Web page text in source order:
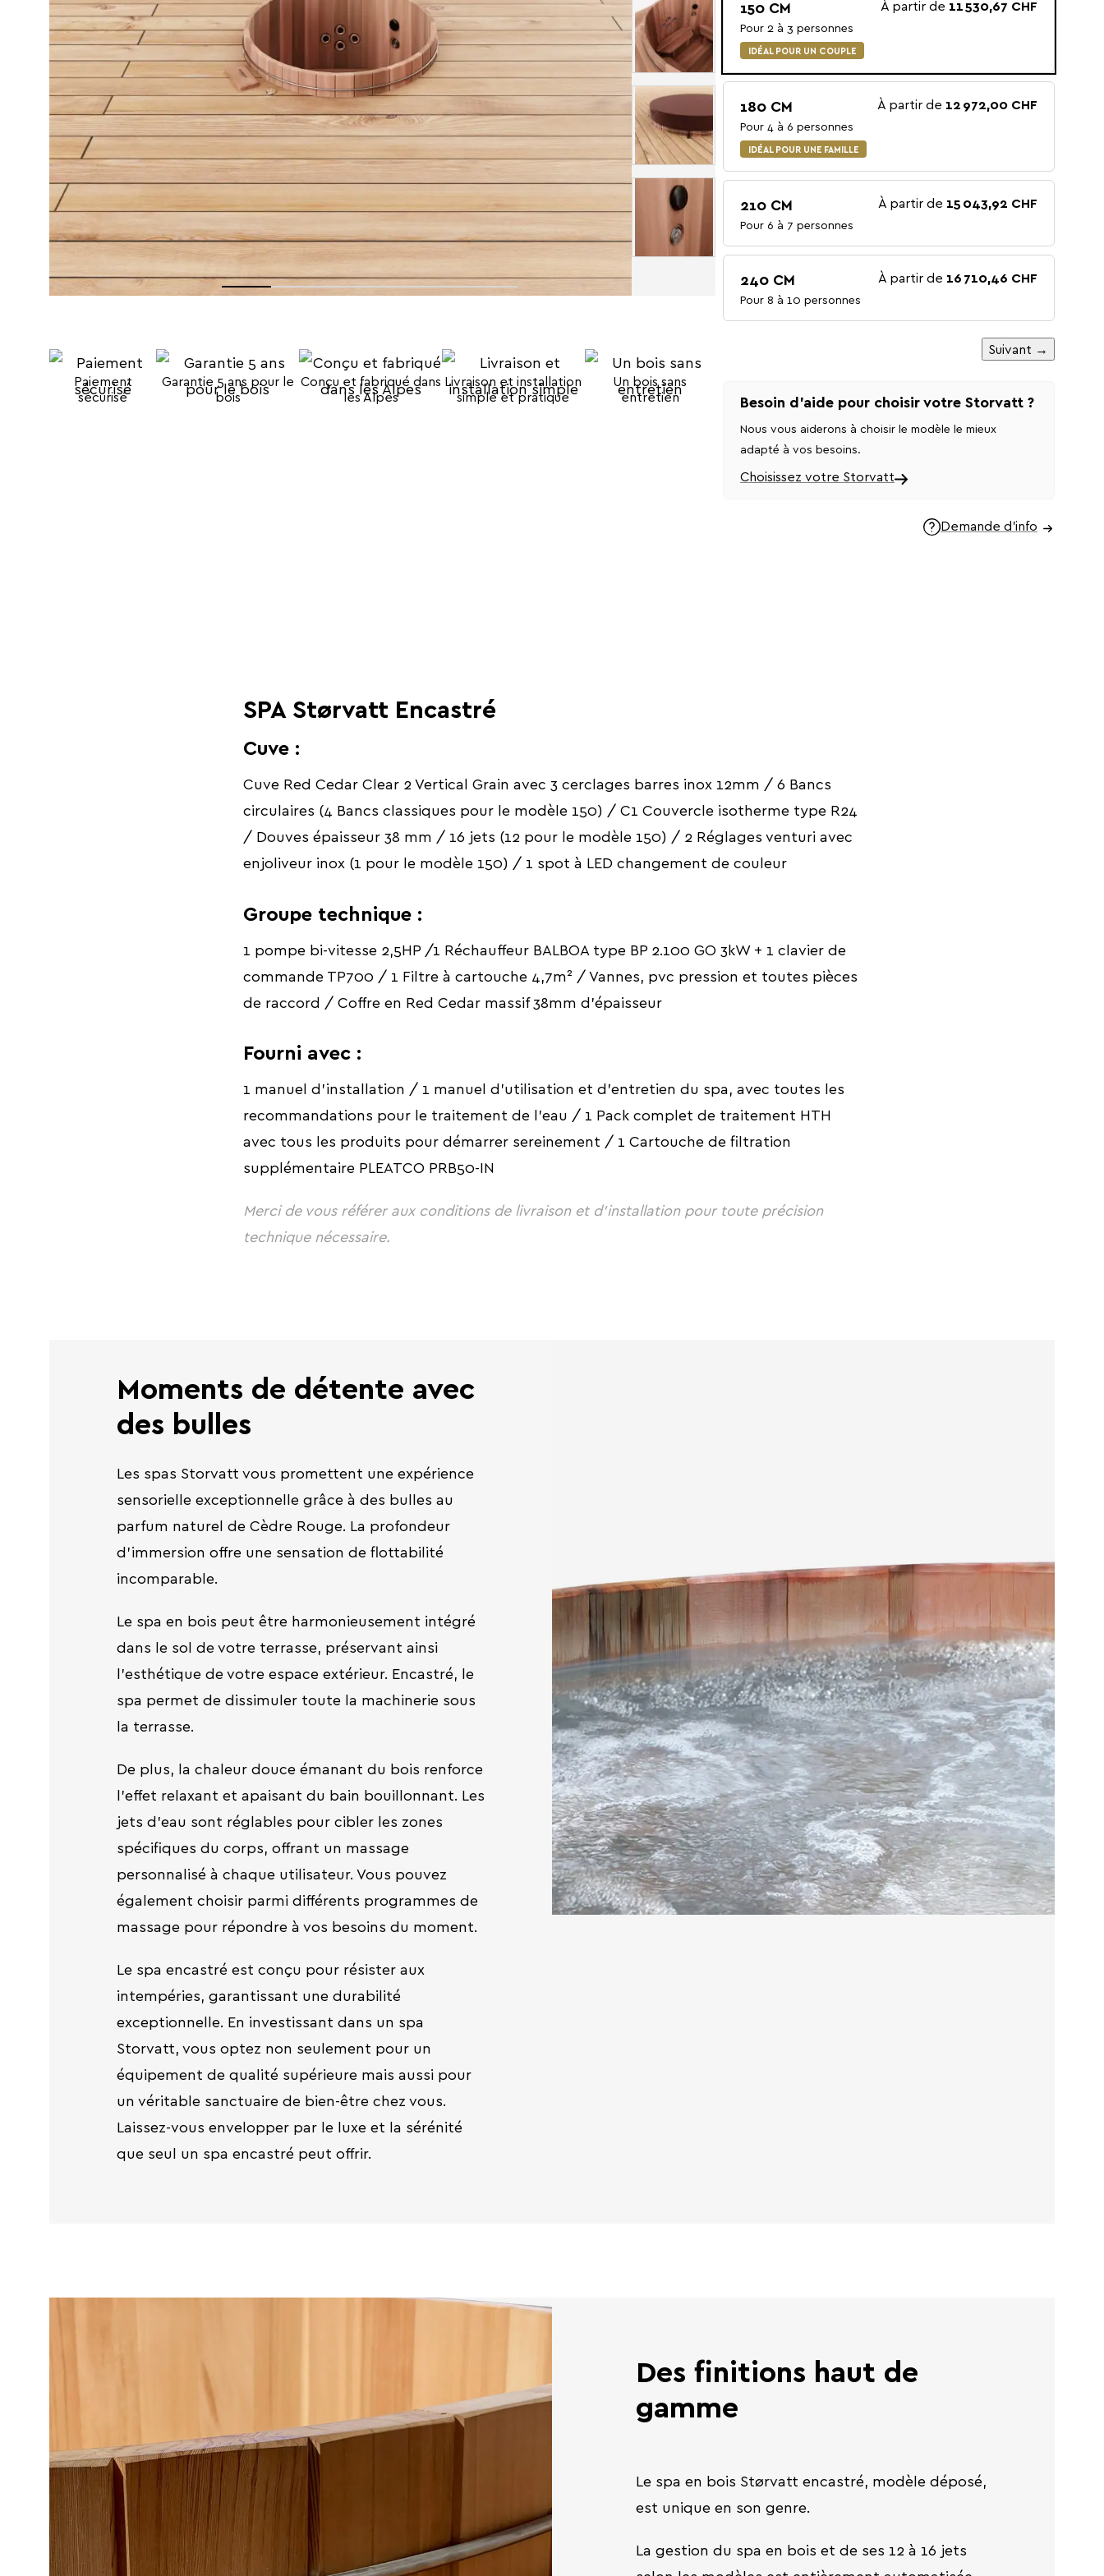
Paiement
sécurisé
Garantie 5 ans pour le
bois
Conçu et fabriqué dans
les Alpes
Livraison et installation
simple et pratique
Un bois sans
entretien
150 CM
Pour 2 à 3 personnes
À partir de 11 530,67 CHF
IDÉAL POUR UN COUPLE
180 CM
Pour 4 à 6 personnes
À partir de 12 972,00 CHF
IDÉAL POUR UNE FAMILLE
210 CM
Pour 6 à 7 personnes
À partir de 15 043,92 CHF
240 CM
Pour 8 à 10 personnes
À partir de 16 710,46 CHF
Suivant →
Besoin d'aide pour choisir votre Storvatt ?
Nous vous aiderons à choisir le modèle le mieux
adapté à vos besoins.
Choisissez votre Storvatt
Demande d'info
SPA Størvatt Encastré
Cuve :
Cuve Red Cedar Clear 2 Vertical Grain avec 3 cerclages barres inox 12mm / 6 Bancs
circulaires (4 Bancs classiques pour le modèle 150) / C1 Couvercle isotherme type R24
/ Douves épaisseur 38 mm / 16 jets (12 pour le modèle 150) / 2 Réglages venturi avec
enjoliveur inox (1 pour le modèle 150) / 1 spot à LED changement de couleur
Groupe technique :
1 pompe bi-vitesse 2,5HP /1 Réchauffeur BALBOA type BP 2.100 GO 3kW + 1 clavier de
commande TP700 / 1 Filtre à cartouche 4,7m² / Vannes, pvc pression et toutes pièces
de raccord / Coffre en Red Cedar massif 38mm d'épaisseur
Fourni avec :
1 manuel d'installation / 1 manuel d'utilisation et d'entretien du spa, avec toutes les
recommandations pour le traitement de l'eau / 1 Pack complet de traitement HTH
avec tous les produits pour démarrer sereinement / 1 Cartouche de filtration
supplémentaire PLEATCO PRB50-IN
Merci de vous référer aux conditions de livraison et d'installation pour toute précision
technique nécessaire.
Moments de détente avec
des bulles
Les spas Storvatt vous promettent une expérience
sensorielle exceptionnelle grâce à des bulles au
parfum naturel de Cèdre Rouge. La profondeur
d'immersion offre une sensation de flottabilité
incomparable.
Le spa en bois peut être harmonieusement intégré
dans le sol de votre terrasse, préservant ainsi
l'esthétique de votre espace extérieur. Encastré, le
spa permet de dissimuler toute la machinerie sous
la terrasse.
De plus, la chaleur douce émanant du bois renforce
l'effet relaxant et apaisant du bain bouillonnant. Les
jets d'eau sont réglables pour cibler les zones
spécifiques du corps, offrant un massage
personnalisé à chaque utilisateur. Vous pouvez
également choisir parmi différents programmes de
massage pour répondre à vos besoins du moment.
Le spa encastré est conçu pour résister aux
intempéries, garantissant une durabilité
exceptionnelle. En investissant dans un spa
Storvatt, vous optez non seulement pour un
équipement de qualité supérieure mais aussi pour
un véritable sanctuaire de bien-être chez vous.
Laissez-vous envelopper par le luxe et la sérénité
que seul un spa encastré peut offrir.
Des finitions haut de
gamme
Le spa en bois Størvatt encastré, modèle déposé,
est unique en son genre.
La gestion du spa en bois et de ses 12 à 16 jets